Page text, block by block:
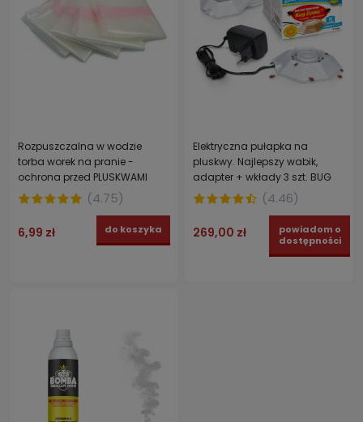
Rozpuszczalna w wodzie
torba worek na pranie -
ochrona przed PLUSKWAMI
WIRUSAMI I BAKTERIAMI
(4.75)
6,99 zł do koszyka
Elektryczna pułapka na
pluskwy. Najlepszy wabik,
adapter + wkłady 3 szt. BUG
DOME
(4.46)
269,00 zł
powiadom o
dostępności